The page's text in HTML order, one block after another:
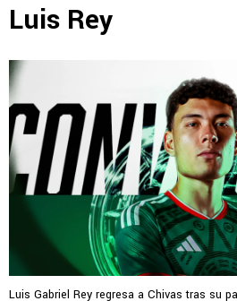
Luis Rey
Luis Gabriel Rey regresa a Chivas tras su